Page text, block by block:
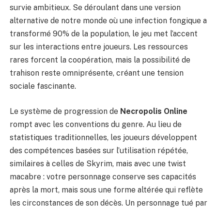
survie ambitieux. Se déroulant dans une version
alternative de notre monde où une infection fongique a
transformé 90% de la population, le jeu met l’accent
sur les interactions entre joueurs. Les ressources
rares forcent la coopération, mais la possibilité de
trahison reste omniprésente, créant une tension
sociale fascinante.
Le système de progression de Necropolis Online
rompt avec les conventions du genre. Au lieu de
statistiques traditionnelles, les joueurs développent
des compétences basées sur l’utilisation répétée,
similaires à celles de Skyrim, mais avec une twist
macabre : votre personnage conserve ses capacités
après la mort, mais sous une forme altérée qui reflète
les circonstances de son décès. Un personnage tué par